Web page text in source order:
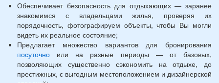
Обеспечивает безопасность для отдыхающих — заранее
знакомимся с владельцами жилья, проверяя их
порядочность, фотографируем объекты, чтобы Вы могли
видеть их реальное состояние;
Предлагает множество вариантов для бронирования
посуточно или на разные периоды — от базовых,
позволяющих существенно сэкономить на отдыхе, до
престижных, с выгодным местоположением и дизайнерской